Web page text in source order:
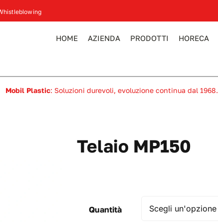
HOME AZIENDA PRODOTTI HORECA
Mobil Plastic: Soluzioni durevoli, evoluzione continua dal 1968.
Telaio MP150
Quantità